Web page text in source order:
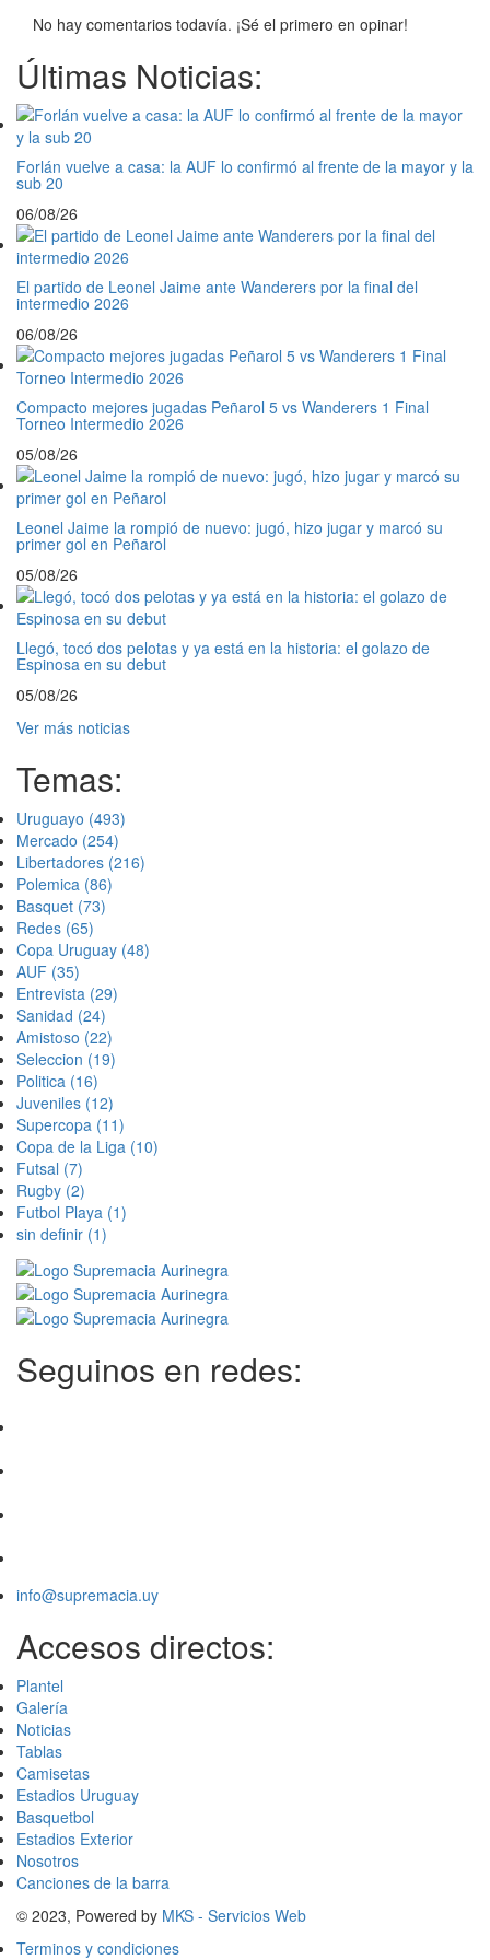
No hay comentarios todavía. ¡Sé el primero en opinar!
Últimas Noticias:
Forlán vuelve a casa: la AUF lo confirmó al frente de la mayor y la
sub 20
06/08/26
El partido de Leonel Jaime ante Wanderers por la final del
intermedio 2026
06/08/26
Compacto mejores jugadas Peñarol 5 vs Wanderers 1 Final
Torneo Intermedio 2026
05/08/26
Leonel Jaime la rompió de nuevo: jugó, hizo jugar y marcó su
primer gol en Peñarol
05/08/26
Llegó, tocó dos pelotas y ya está en la historia: el golazo de
Espinosa en su debut
05/08/26
Ver más noticias
Temas:
Uruguayo (493)
Mercado (254)
Libertadores (216)
Polemica (86)
Basquet (73)
Redes (65)
Copa Uruguay (48)
AUF (35)
Entrevista (29)
Sanidad (24)
Amistoso (22)
Seleccion (19)
Politica (16)
Juveniles (12)
Supercopa (11)
Copa de la Liga (10)
Futsal (7)
Rugby (2)
Futbol Playa (1)
sin definir (1)
Seguinos en redes:
info@supremacia.uy
Accesos directos:
Plantel
Galería
Noticias
Tablas
Camisetas
Estadios Uruguay
Basquetbol
Estadios Exterior
Nosotros
Canciones de la barra
© 2023, Powered by MKS - Servicios Web
Terminos y condiciones